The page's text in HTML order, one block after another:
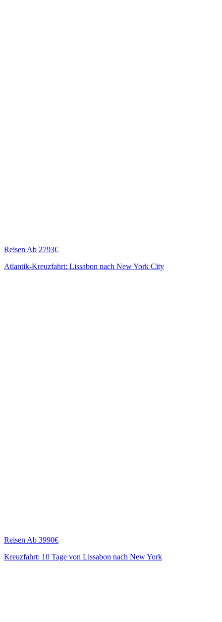
Reisen Ab 2793€
Atlantik-Kreuzfahrt: Lissabon nach New York City
Reisen Ab 3990€
Kreuzfahrt: 10 Tage von Lissabon nach New York